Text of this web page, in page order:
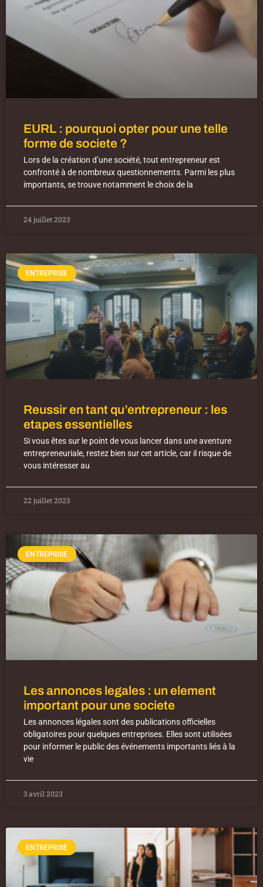
EURL : pourquoi opter pour une telle
forme de societe ?
Lors de la création d’une société, tout entrepreneur est
confronté à de nombreux questionnements. Parmi les plus
importants, se trouve notamment le choix de la
24 juillet 2023
ENTREPRISE
Reussir en tant qu’entrepreneur : les
etapes essentielles
Si vous êtes sur le point de vous lancer dans une aventure
entrepreneuriale, restez bien sur cet article, car il risque de
vous intéresser au
22 juillet 2023
ENTREPRISE
Les annonces legales : un element
important pour une societe
Les annonces légales sont des publications officielles
obligatoires pour quelques entreprises. Elles sont utilisées
pour informer le public des événements importants liés à la
vie
3 avril 2023
ENTREPRISE